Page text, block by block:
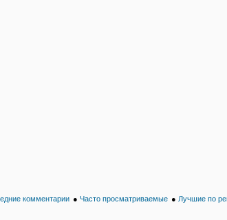
комментарии ● Часто просматриваемые ● Лучшие по